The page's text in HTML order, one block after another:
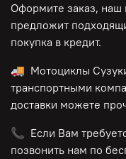
Оформите заказ,
предложит
покупка в кредит.
🚚 Мотоциклы
транспортными
доставки можете
📞 Если Вам
позвонить нам по